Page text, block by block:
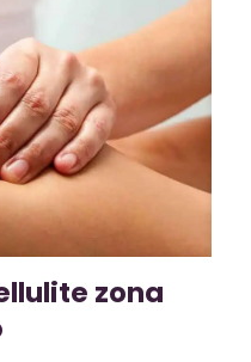
zona